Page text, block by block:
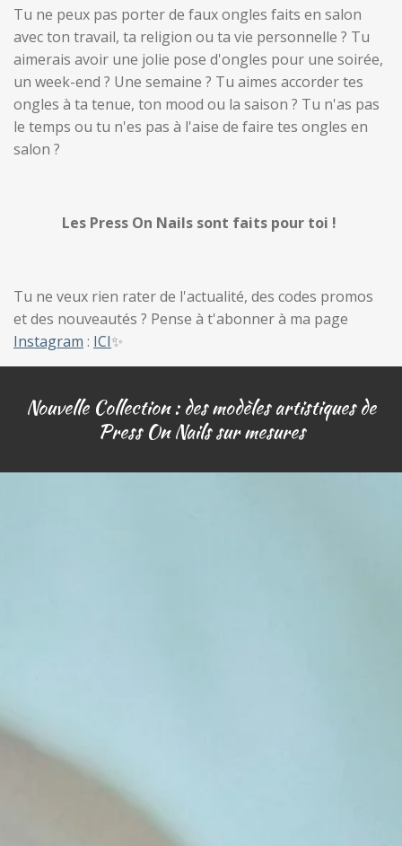
Tu ne peux pas porter de faux ongles faits en salon
avec ton travail, ta religion ou ta vie personnelle ? Tu
aimerais avoir une jolie pose d'ongles pour une soirée,
un week-end ? Une semaine ? Tu aimes accorder tes
ongles à ta tenue, ton mood ou la saison ? Tu n'as pas
le temps ou tu n'es pas à l'aise de faire tes ongles en
salon ?
Les Press On Nails sont faits pour toi !
Tu ne veux rien rater de l'actualité, des codes promos
et des nouveautés ? Pense à t'abonner à ma page
Instagram : ICI✨
Nouvelle Collection : des modèles artistiques de
Press On Nails sur mesures